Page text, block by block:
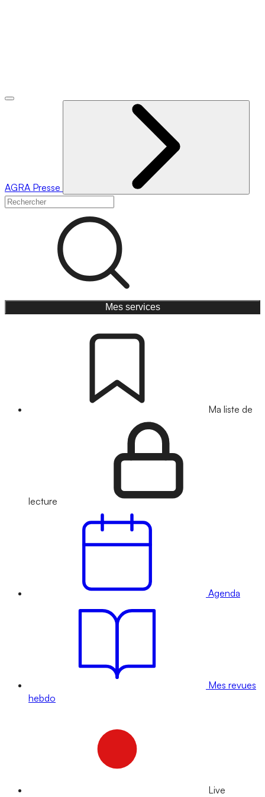
AGRA Presse
Mes services
Ma liste de
lecture
Agenda
Mes revues
hebdo
Live